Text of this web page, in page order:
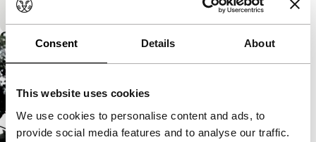
Consent Details About
This website uses cookies
We use cookies to personalise content and ads, to
provide social media features and to analyse our traffic.
langzaam meestromend baken.